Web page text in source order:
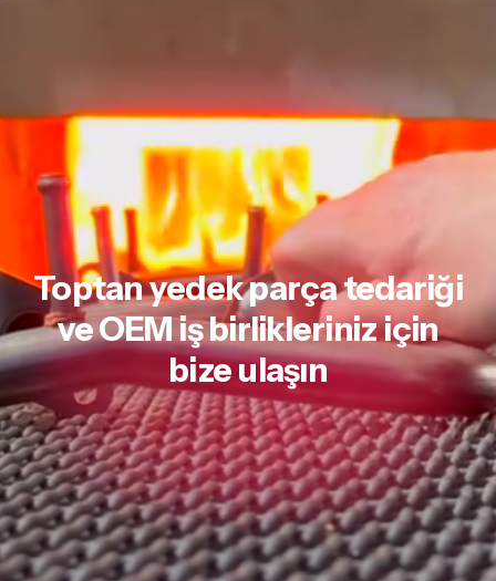
Toptan yedek parça tedariği
veOEM iş birlikleriniz için
bize ulaşın